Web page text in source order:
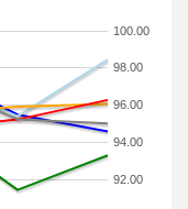
92.00
94.00
96.00
98.00
100.00